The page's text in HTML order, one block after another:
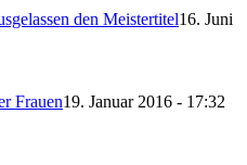
den Meistertitel16. Juni
Frauen19. Januar 2016 - 17:32